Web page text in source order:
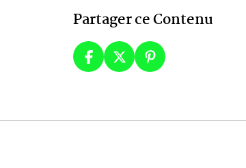
Partager ce Contenu